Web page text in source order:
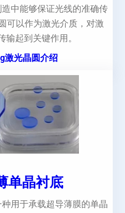
中能够保证光线的准确传
可以作为激光介质，对激
输起到关键作用。
激光晶圆介绍
单晶衬底
用于承载超导薄膜的单晶